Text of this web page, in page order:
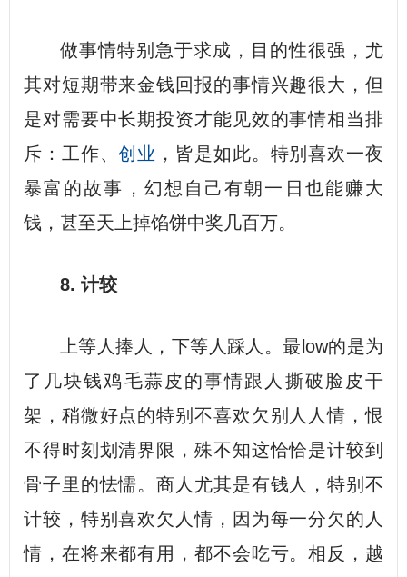
做事情特别急于求成，目的性很强，尤
其对短期带来金钱回报的事情兴趣很大，但
是对需要中长期投资才能见效的事情相当排
斥：工作、创业 ，皆是如此。特别喜欢一夜
暴富的故事，幻想自己有朝一日也能赚大
钱，甚至天上掉馅饼中奖几百万。
8. 计较
上等人捧人，下等人踩人。最low的是为
了几块钱鸡毛蒜皮的事情跟人撕破脸皮干
架，稍微好点的特别不喜欢欠别人人情，恨
不得时刻划清界限，殊不知这恰恰是计较到
骨子里的怯懦。商人尤其是有钱人，特别不
计较，特别喜欢欠人情，因为每一分欠的人
情，在将来都有用，都不会吃亏。相反，越